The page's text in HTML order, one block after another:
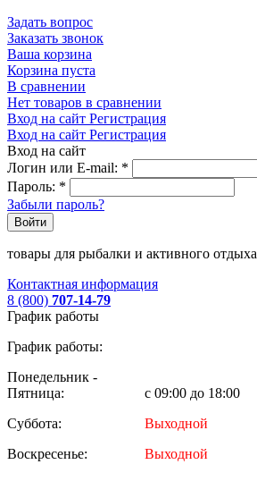
Задать вопрос
Заказать звонок
Ваша корзина
Корзина пуста
В сравнении
Нет товаров в сравнении
Вход на сайт Регистрация
Вход на сайт Регистрация
Вход на сайт
Логин или E-mail: *
Пароль: *
Забыли пароль?
Войти
товары для рыбалки и активного отдыха
Контактная информация
8 (800) 707-14-79
График работы
График работы:
Понедельник -
Пятница:
с 09:00 до 18:00
Суббота:
Выходной
Воскресенье:
Выходной